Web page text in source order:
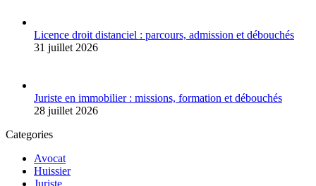
Licence droit distanciel : parcours, admission et débouchés
31 juillet 2026
Juriste en immobilier : missions, formation et débouchés
28 juillet 2026
Categories
Avocat
Huissier
Juriste